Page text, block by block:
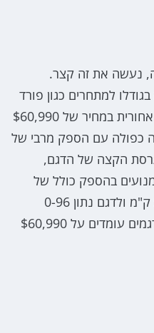
נעשה את זה קצר.
למתחרים כגון פורד
F-150, הוא ישווק בדגם הנעה אחורית במחיר של $60,990
הנעה כפולה עם הספק מרבי של
של 547 ק"מ וגרסת הקצה של הדגם,
בהספק כולל של
845 כ"ס, טווח נסיעה של 515 ק"מ ולדגם נתון 0-96
קמ"ש של 2.8 שניות. מחירי הדגמים עומדים על $60,990